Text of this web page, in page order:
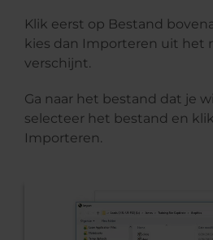
Klik eerst op Bestand
kies dan Importeren uit het
verschijnt.
Ga naar het bestand dat je
selecteer het bestand en
Importeren.